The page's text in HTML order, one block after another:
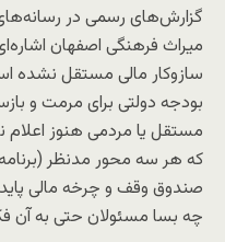
گزارش‌های رسمی در
میراث فرهنگی اصفهان
سازوکار مالی مستقل نشده
بودجه دولتی برای مرمت و
مستقل یا مردمی هنوز
که هر سه محور مدنظر
صندوق وقف و چرخه مالی
چه بسا مسئولان حتی به آن